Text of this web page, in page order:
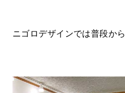
ニゴロデザインでは普段から